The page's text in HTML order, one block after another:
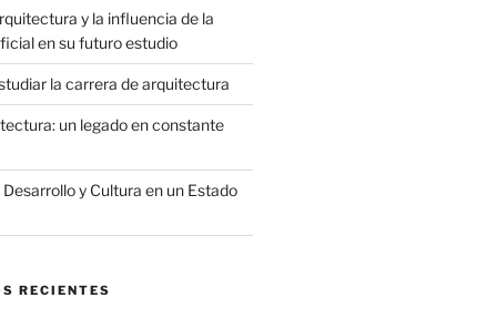
y la influencia de la
en su futuro estudio
la carrera de arquitectura
un legado en constante
y Cultura en un Estado
RECIENTES